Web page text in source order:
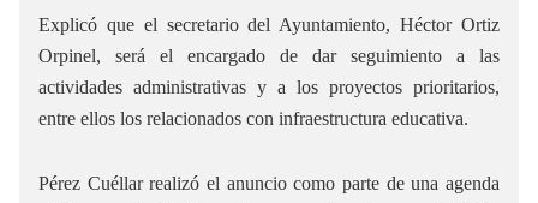
Explicó que el secretario del Ayuntamiento, Héctor Ortiz
Orpinel, será el encargado de dar seguimiento a las
actividades administrativas y a los proyectos prioritarios,
entre ellos los relacionados con infraestructura educativa.
Pérez Cuéllar realizó el anuncio como parte de una agenda